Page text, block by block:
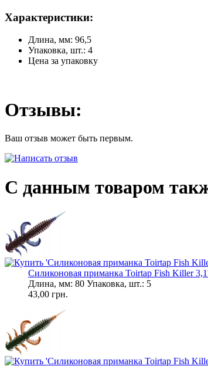
Характеристики:
Длина, мм: 96,5
Упаковка, шт.: 4
Цена за упаковку
Отзывы:
Ваш отзыв может быть первым.
С данным товаром
Силиконовая приманка Toirtap Fish Killer
Длина, мм: 80 Упаковка, шт.: 5
43,00 грн.